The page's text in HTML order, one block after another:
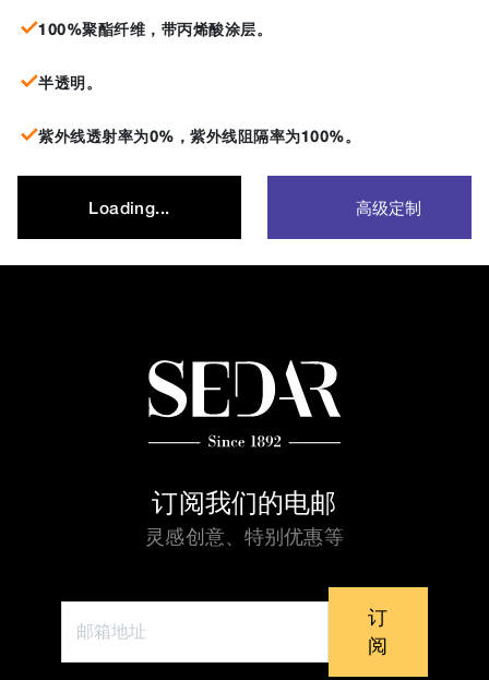
100%聚酯纤维，带丙烯酸涂层。
半透明。
紫外线透射率为0%，紫外线阻隔率为100%。
Loading... 高级定制
订阅我们的电邮
灵感创意、特别优惠等
订
阅